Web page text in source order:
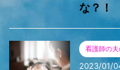
な？！
看護師の
2023/01/